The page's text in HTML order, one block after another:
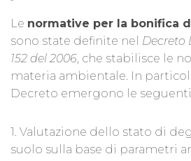
Le normative per la bonifica
sono state definite nel Decreto
152 del 2006, che stabilisce le
materia ambientale. In
Decreto emergono le
1. Valutazione dello stato di
suolo sulla base di parametri